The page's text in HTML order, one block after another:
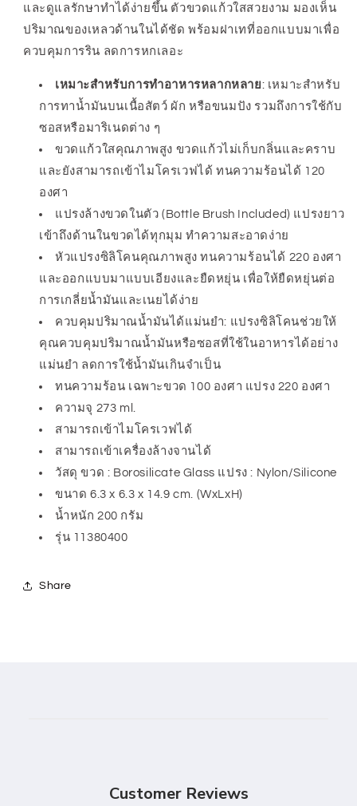
I
OXO
Oil
and
Brush
I
OXO
Oil
Bottle
and
Brush
และดูแลรักษาทำได้ง่ายขึ้น ตัวขวดแก้วใสสวยงาม มองเห็น
ปริมาณของเหลวด้านในได้ชัด พร้อมฝาเทที่ออกแบบมาเพื่อ
ควบคุมการริน ลดการหกเลอะ
เหมาะสำหรับการทำอาหารหลากหลาย: เหมาะสำหรับ
การทาน้ำมันบนเนื้อสัตว์ ผัก หรือขนมปัง รวมถึงการใช้กับ
ซอสหรือมาริเนดต่าง ๆ
ขวดแก้วใสคุณภาพสูง ขวดแก้วไม่เก็บกลิ่นและคราบ
และยังสามารถเข้าไมโครเวฟได้ ทนความร้อนได้ 120
องศา
แปรงล้างขวดในตัว (Bottle Brush Included) แปรงยาว
เข้าถึงด้านในขวดได้ทุกมุม ทำความสะอาดง่าย
หัวแปรงซิลิโคนคุณภาพสูง ทนความร้อนได้ 220 องศา
และออกแบบมาแบบเอียงและยืดหยุ่น เพื่อให้ยืดหยุ่นต่อ
การเกลี่ยน้ำมันและเนยได้ง่าย
ควบคุมปริมาณน้ำมันได้แม่นยำ: แปรงซิลิโคนช่วยให้
คุณควบคุมปริมาณน้ำมันหรือซอสที่ใช้ในอาหารได้อย่าง
แม่นยำ ลดการใช้น้ำมันเกินจำเป็น
ทนความร้อน เฉพาะขวด 100 องศา แปรง 220 องศา
ความจุ 273 ml.
สามารถเข้าไมโครเวฟได้
สามารถเข้าเครื่องล้างจานได้
วัสดุ ขวด : Borosilicate Glass แปรง : Nylon/Silicone
ขนาด 6.3 x 6.3 x 14.9 cm. (WxLxH)
น้ำหนัก 200 กรัม
รุ่น 11380400
Share
Customer Reviews